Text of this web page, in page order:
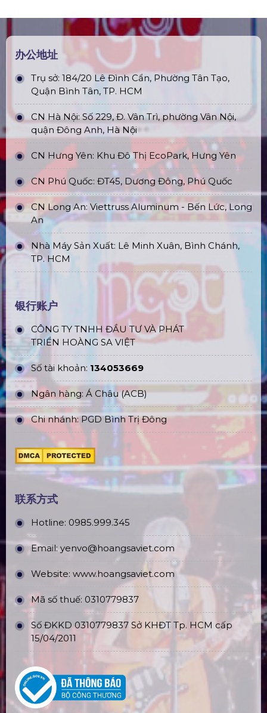
办公地址
Trụ sở: 184/20 Lê Đình Cẩn, Phường Tân Tạo,
Quận Bình Tân, TP. HCM
CN Hà Nội: Số 229, Đ. Vân Trì, phường Vân Nội,
quận Đông Anh, Hà Nội
CN Hưng Yên: Khu Đô Thị EcoPark, Hưng Yên
CN Phú Quốc: ĐT45, Dương Đông, Phú Quốc
CN Long An: Viettruss Aluminum - Bến Lức, Long
An
Nhà Máy Sản Xuất: Lê Minh Xuân, Bình Chánh,
TP. HCM
银行账户
CÔNG TY TNHH ĐẦU TƯ VÀ PHÁT
TRIỂN HOÀNG SA VIỆT
Số tài khoản: 134053669
Ngân hàng: Á Châu (ACB)
Chi nhánh: PGD Bình Trị Đông
联系方式
Hotline: 0985.999.345
Email: yenvo@hoangsaviet.com
Website: www.hoangsaviet.com
Mã số thuế: 0310779837
Số ĐKKD 0310779837 Sở KHĐT Tp. HCM cấp
15/04/2011